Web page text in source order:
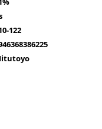
122